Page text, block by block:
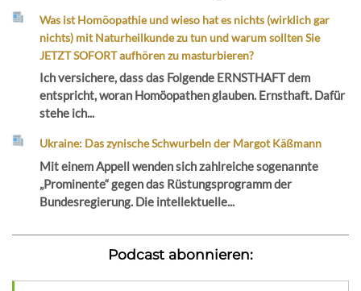
Was ist Homöopathie und wieso hat es nichts (wirklich gar
nichts) mit Naturheilkunde zu tun und warum sollten Sie
JETZT SOFORT aufhören zu masturbieren?
Ich versichere, dass das Folgende ERNSTHAFT dem
entspricht, woran Homöopathen glauben. Ernsthaft. Dafür
stehe ich...
Ukraine: Das zynische Schwurbeln der Margot Käßmann
Mit einem Appell wenden sich zahlreiche sogenannte
„Prominente“ gegen das Rüstungsprogramm der
Bundesregierung. Die intellektuelle...
Podcast abonnieren: